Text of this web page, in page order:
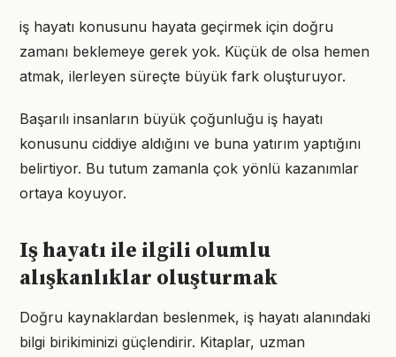
iş hayatı konusunu hayata geçirmek için doğru
zamanı beklemeye gerek yok. Küçük de olsa hemen
atmak, ilerleyen süreçte büyük fark oluşturuyor.
Başarılı insanların büyük çoğunluğu iş hayatı
konusunu ciddiye aldığını ve buna yatırım yaptığını
belirtiyor. Bu tutum zamanla çok yönlü kazanımlar
ortaya koyuyor.
Iş hayatı ile ilgili olumlu
alışkanlıklar oluşturmak
Doğru kaynaklardan beslenmek, iş hayatı alanındaki
bilgi birikiminizi güçlendirir. Kitaplar, uzman